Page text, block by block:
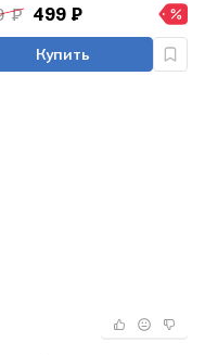
₽ 499 ₽
Купить